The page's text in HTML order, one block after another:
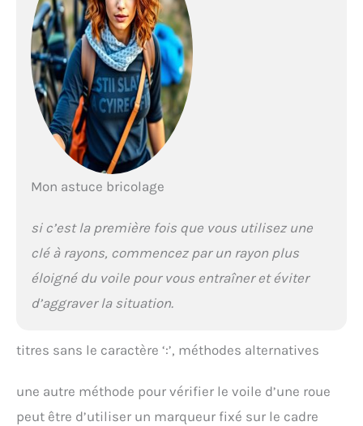
Mon astuce bricolage
si c’est la première fois que vous utilisez une
clé à rayons, commencez par un rayon plus
éloigné du voile pour vous entraîner et éviter
d’aggraver la situation.
titres sans le caractère ‘:’, méthodes alternatives
une autre méthode pour vérifier le voile d’une roue
peut être d’utiliser un marqueur fixé sur le cadre